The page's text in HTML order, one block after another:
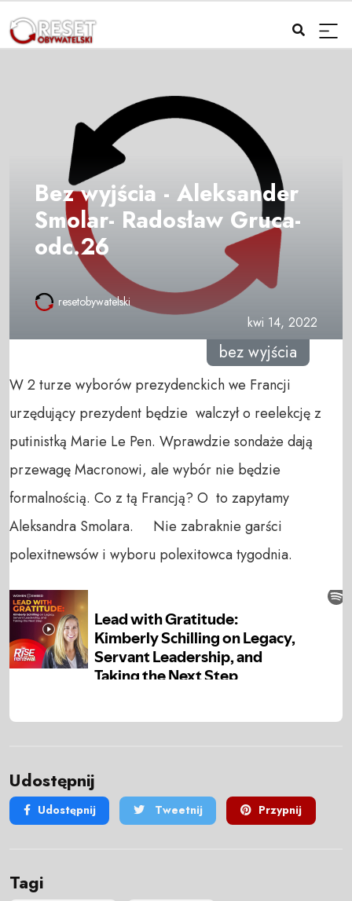
Bez wyjścia - Aleksander
Smolar- Radosław Gruca-
odc.26
resetobywatelski
kwi 14, 2022
bez wyjścia
W 2 turze wyborów prezydenckich we Francji
urzędujący prezydent będzie walczył o reelekcję z
putinistką Marie Le Pen. Wprawdzie sondaże dają
przewagę Macronowi, ale wybór nie będzie
formalnością. Co z tą Francją? O to zapytamy
Aleksandra Smolara. Nie zabraknie garści
polexitnewsów i wyboru polexitowca tygodnia.
Udostępnij
Udostępnij Tweetnij Przypnij
Tagi